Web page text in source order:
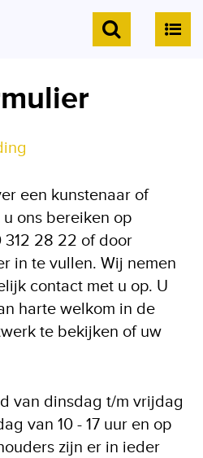
een kunstenaar of
ons bereiken op
28 22 of door
in te vullen. Wij nemen
contact met u op. U
harte welkom in de
te bekijken of uw
van dinsdag t/m vrijdag
van 10 - 17 uur en op
zijn er in ieder